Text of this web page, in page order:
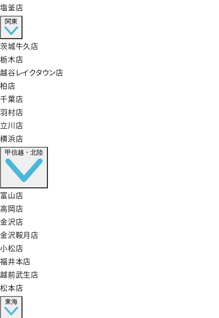
塩釜店
関東
茨城牛久店
栃木店
越谷レイクタウン店
柏店
千葉店
羽村店
立川店
横浜店
甲信越・北陸
富山店
高岡店
金沢店
金沢鞍月店
小松店
福井本店
越前武生店
松本店
東海